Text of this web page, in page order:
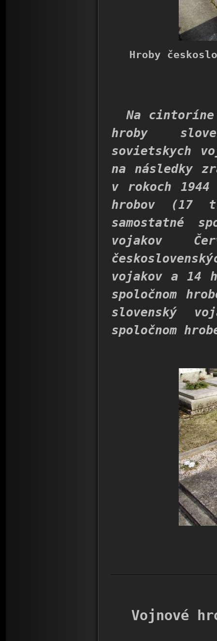
Hroby
Na cintoríne
hroby
sovietskych
na následky
v rokoch
hrobov (17
samostatné
vojakov
vojakov a 14
spoločnom
slovenský
spoločnom
Vojnové